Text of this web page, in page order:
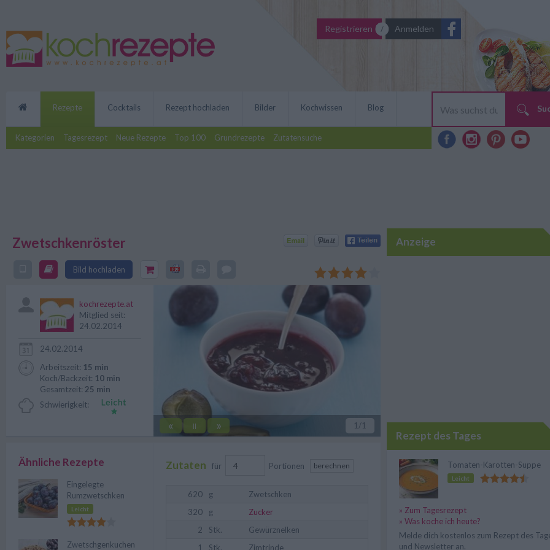
Registrieren Anmelden
Rezepte
Kategorien Tagesrezept Neue Rezepte Top 100 Grundrezepte Zutatensuche
Cocktails Rezept hochladen Bilder Kochwissen Blog
Zwetschkenröster
Bild hochladen
Der Zwetschkenröster zählt zu den besten Beilagen für
simples Rezept, das man gut für überzählige Zwetschken
verwenden kann.
« || » 1 /1
kochrezepte.at
Mitglied seit:
24.02.2014
24.02.2014
Arbeitszeit: 15 min
Koch/Backzeit: 10 min
Gesamtzeit: 25 min
Schwierigkeit:
Zutaten für Portionen berechnen
620 g
Zwetschken
320
g
Zucker
2
Stk.
Gewürznelken
1
Stk. Zimtrinde
Ähnliche Rezepte
Eingelegte
Rumzwetschken
Leicht
Zwetschgenkuchen
Anzeige
Rezept des Tages
Tomaten-Karotten-Suppe
Leicht
» Zum Tagesrezept
» Was koche ich heute?
Melde dich kostenlos zum Rezept des
und Newsletter an.